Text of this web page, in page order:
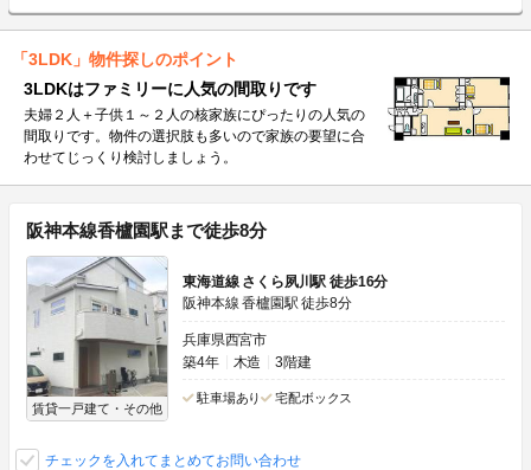
「3LDK」物件探しのポイント
3LDKはファミリーに人気の間取りです
夫婦２人＋子供１～２人の核家族にぴったりの人気の
間取りです。物件の選択肢も多いので家族の要望に合
わせてじっくり検討しましょう。
阪神本線香櫨園駅まで徒歩8分
賃貸一戸建て・その他
東海道線 さくら夙川駅 徒歩16分
阪神本線 香櫨園駅 徒歩8分
兵庫県西宮市
築4年
木造 3階建
駐車場あり 宅配ボックス
チェックを入れてまとめてお問い合わせ